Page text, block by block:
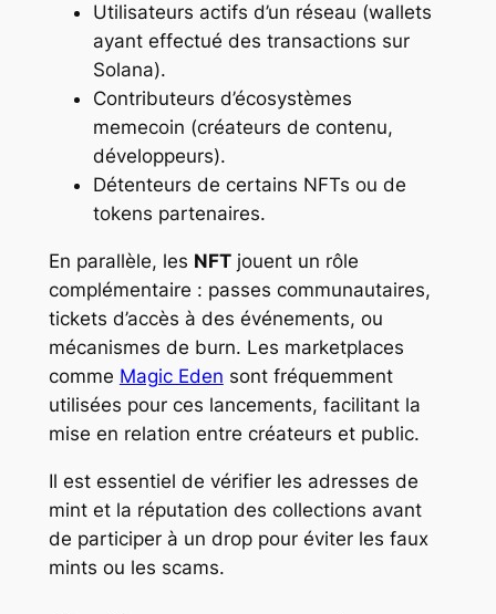
Utilisateurs actifs d’un réseau (wallets
ayant effectué des transactions sur
Solana).
Contributeurs d’écosystèmes
memecoin (créateurs de contenu,
développeurs).
Détenteurs de certains NFTs ou de
tokens partenaires.
En parallèle, les NFTjouent un rôle
complémentaire : passes communautaires,
tickets d’accès à des événements, ou
mécanismes de burn. Les marketplaces
comme Magic Eden sont fréquemment
utilisées pour ces lancements, facilitant la
mise en relation entre créateurs et public.
Il est essentiel de vérifier les adresses de
mint et la réputation des collections avant
de participer à un drop pour éviter les faux
mints ou les scams.